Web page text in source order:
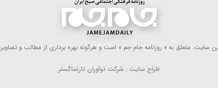
سایت، متعلق به « روزنامه جام جم » است و هرگونه بهره ‌برداری از مطالب و
طراح سایت : شرکت نوآوران تارنماگستر